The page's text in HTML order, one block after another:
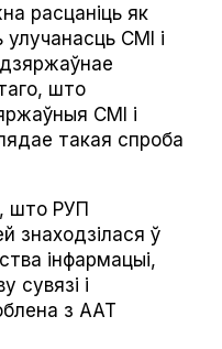
расцаніць як
СМІ і
што
СМІ і
такая спроба
што РУП
знаходзілася ў
інфармацыі,
сувязі і
з ААТ